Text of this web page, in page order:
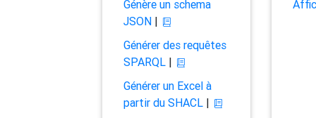
Génère un schema
JSON|
Générer des requêtes
SPARQL|
Générer un Excel à
partir du SHACL|